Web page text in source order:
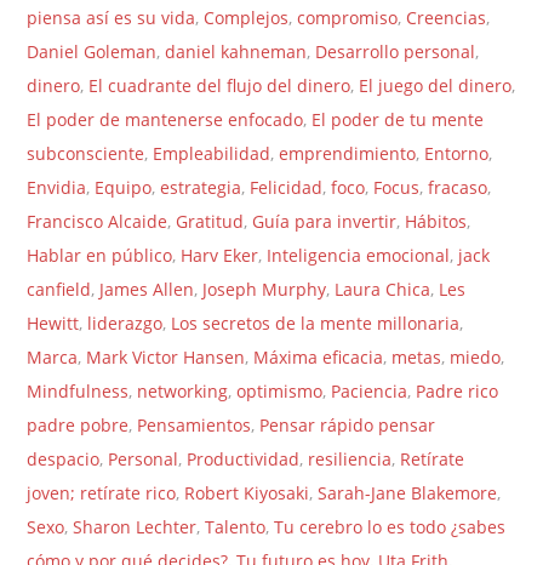
piensa así es su vida, Complejos,compromiso, Creencias,
Daniel Goleman,daniel kahneman, Desarrollo personal,
dinero, El cuadrante del flujo del dinero, El juego del dinero,
El poder de mantenerse enfocado, El poder de tu mente
subconsciente, Empleabilidad,emprendimiento, Entorno,
Envidia, Equipo,estrategia, Felicidad,foco, Focus,fracaso,
Francisco Alcaide, Gratitud, Guía para invertir, Hábitos,
Hablar en público, Harv Eker, Inteligencia emocional, jack
canfield, James Allen, Joseph Murphy, Laura Chica, Les
Hewitt, liderazgo, Los secretos de la mente millonaria,
Marca, Mark Victor Hansen, Máxima eficacia, metas, miedo,
Mindfulness, networking,optimismo, Paciencia, Padre rico
padre pobre, Pensamientos, Pensar rápido pensar
despacio, Personal, Productividad, resiliencia, Retírate
joven; retírate rico, Robert Kiyosaki,Sarah-Jane Blakemore,
Sexo,Sharon Lechter,Talento,Tu cerebro lo es todo ¿sabes